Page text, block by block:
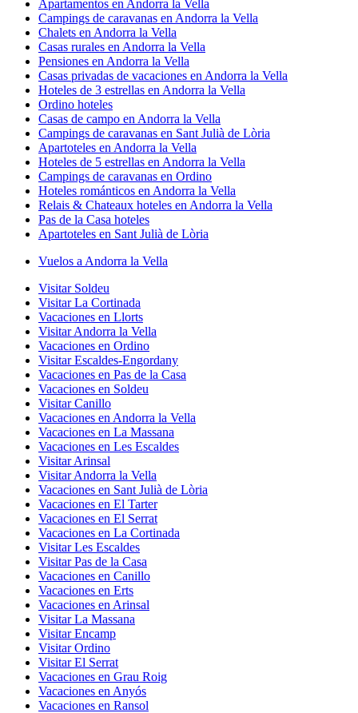
Apartamentos en Andorra la Vella
Campings de caravanas en Andorra la Vella
Chalets en Andorra la Vella
Casas rurales en Andorra la Vella
Pensiones en Andorra la Vella
Casas privadas de vacaciones en Andorra la Vella
Hoteles de 3 estrellas en Andorra la Vella
Ordino hoteles
Casas de campo en Andorra la Vella
Campings de caravanas en Sant Julià de Lòria
Apartoteles en Andorra la Vella
Hoteles de 5 estrellas en Andorra la Vella
Campings de caravanas en Ordino
Hoteles románticos en Andorra la Vella
Relais & Chateaux hoteles en Andorra la Vella
Pas de la Casa hoteles
Apartoteles en Sant Julià de Lòria
Vuelos a Andorra la Vella
Visitar Soldeu
Visitar La Cortinada
Vacaciones en Llorts
Visitar Andorra la Vella
Vacaciones en Ordino
Visitar Escaldes-Engordany
Vacaciones en Pas de la Casa
Vacaciones en Soldeu
Visitar Canillo
Vacaciones en Andorra la Vella
Vacaciones en La Massana
Vacaciones en Les Escaldes
Visitar Arinsal
Visitar Andorra la Vella
Vacaciones en Sant Julià de Lòria
Vacaciones en El Tarter
Vacaciones en El Serrat
Vacaciones en La Cortinada
Visitar Les Escaldes
Visitar Pas de la Casa
Vacaciones en Canillo
Vacaciones en Erts
Vacaciones en Arinsal
Visitar La Massana
Visitar Encamp
Visitar Ordino
Visitar El Serrat
Vacaciones en Grau Roig
Vacaciones en Anyós
Vacaciones en Ransol